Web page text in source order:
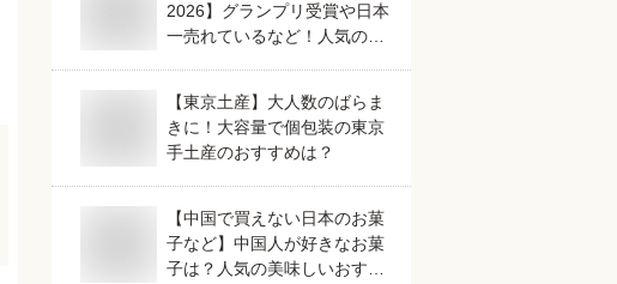
2026】グランプリ受賞や日本
一売れているなど！人気のご
【東京土産】大人数のばらま
きに！大容量で個包装の東京
手土産のおすすめは？
【中国で買えない日本のお菓
子など】中国人が好きなお菓
子は？人気の美味しいおすす